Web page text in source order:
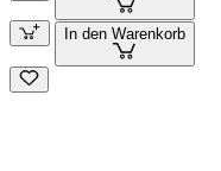
In den Warenkorb